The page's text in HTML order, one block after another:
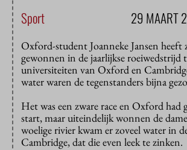
Sport 29 MAART
Oxford-student Joanneke Jansen heeft
gewonnen in de jaarlijkse roeiwedstrijd
universiteiten van Oxford en
water waren de tegenstanders bijna
Het was een zware race en Oxford had
start, maar uiteindelijk wonnen de
woelige rivier kwam er zoveel water in
Cambridge, dat die even leek te zinken.